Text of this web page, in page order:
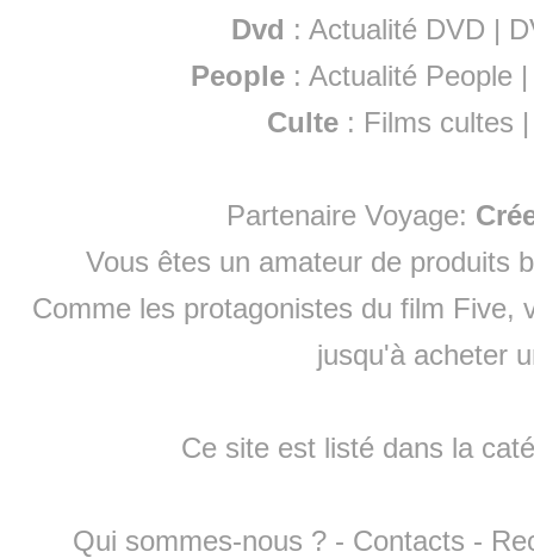
Dvd : Actualité DVD |
People :Actualité People
Culte : Films cultes
Partenaire Voyage:
Vous êtes un amateur de produits
Comme les protagonistes du film Five,
jusqu'à acheter
Ce site est listé dans la
Qui sommes-nous ? - Contacts -